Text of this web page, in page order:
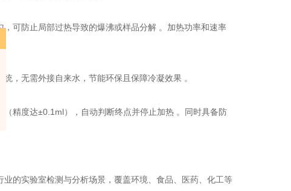
可防止局部过热导致的爆沸或样品分解 。加热功率和速率
，无需外接自来水，节能环保且保障冷凝效果 。
精度达±0.1ml），自动判断终点并停止加热 。同时具备防
的实验室检测与分析场景，覆盖环境、食品、医药、化工等